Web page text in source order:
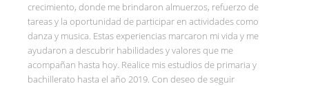
crecimiento, donde me brindaron almuerzos, refuerzo de
tareas y la oportunidad de participar en actividades como
danza y musica. Estas experiencias marcaron mi vida y me
ayudaron a descubrir habilidades y valores que me
acompañan hasta hoy. Realice mis estudios de primaria y
bachillerato hasta el año 2019. Con deseo de seguir